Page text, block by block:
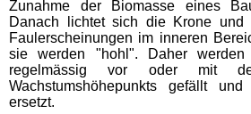
Zunahme der Biomasse eines
Danach lichtet sich die Krone und
Faulerscheinungen im inneren
sie werden "hohl". Daher
regelmässig vor oder mit
Wachstumshöhepunkts gefällt
ersetzt.